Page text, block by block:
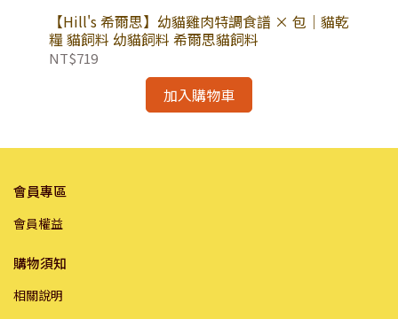
【Hill's 希爾思】幼貓雞肉特調食譜 × 包｜貓乾
糧 貓飼料 幼貓飼料 希爾思貓飼料
NT$719
加入購物車
會員專區
會員權益
購物須知
相關說明